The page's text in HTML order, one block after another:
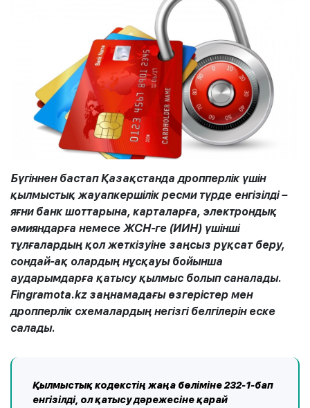
Бүгіннен бастап Қазақстанда дропперлік үшін
қылмыстық жауапкершілік ресми түрде енгізілді –
яғни банк шоттарына, карталарға, электрондық
әмияндарға немесе ЖСН-ге (ИИН) үшінші
тұлғалардың қол жеткізуіне заңсыз рұқсат беру,
сондай-ақ олардың нұсқауы бойынша
аударымдарға қатысу қылмыс болып саналады.
Fingramota.kz заңнамадағы өзгерістер мен
дропперлік схемалардың негізгі белгілерін еске
салады.
Қылмыстық кодекстің жаңа бөліміне 232-1-бап
енгізілді, ол қатысу дәрежесіне қарай